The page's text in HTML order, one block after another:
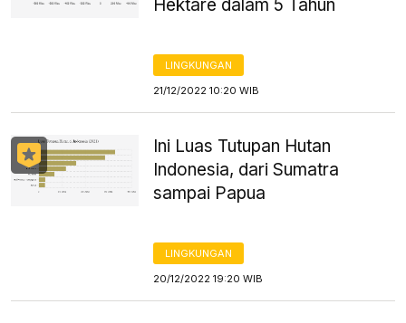
Hektare dalam 5 Tahun
LINGKUNGAN
21/12/2022 10:20 WIB
Ini Luas Tutupan Hutan
Indonesia, dari Sumatra
sampai Papua
LINGKUNGAN
20/12/2022 19:20 WIB